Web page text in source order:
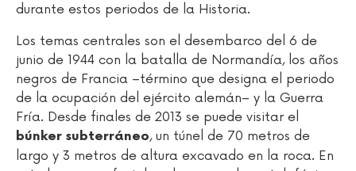
durante estos periodos de la Historia.
Los temas centrales son el desembarco del 6 de
junio de 1944 con la batalla de Normandía, los años
negros de Francia –término que designa el periodo
de la ocupación del ejército alemán– y la Guerra
Fría. Desde finales de 2013 se puede visitar el
búnker subterráneo, un túnel de 70 metros de
largo y 3 metros de altura excavado en la roca. En